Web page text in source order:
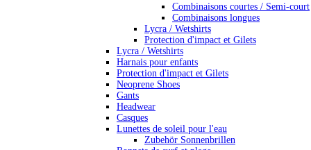
Combinaisons courtes / Semi-court
Combinaisons longues
Lycra / Wetshirts
Protection d'impact et Gilets
Lycra / Wetshirts
Harnais pour enfants
Protection d'impact et Gilets
Neoprene Shoes
Gants
Headwear
Casques
Lunettes de soleil pour l'eau
Zubehör Sonnenbrillen